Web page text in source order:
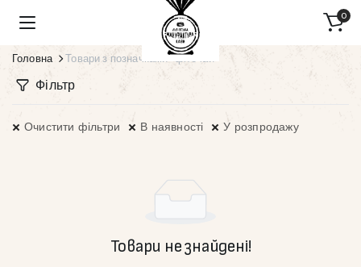
0
Головна Товари з позначками “фіточай”
Фільтр
Очистити фільтри В наявності У розпродажу
Товари не знайдені!